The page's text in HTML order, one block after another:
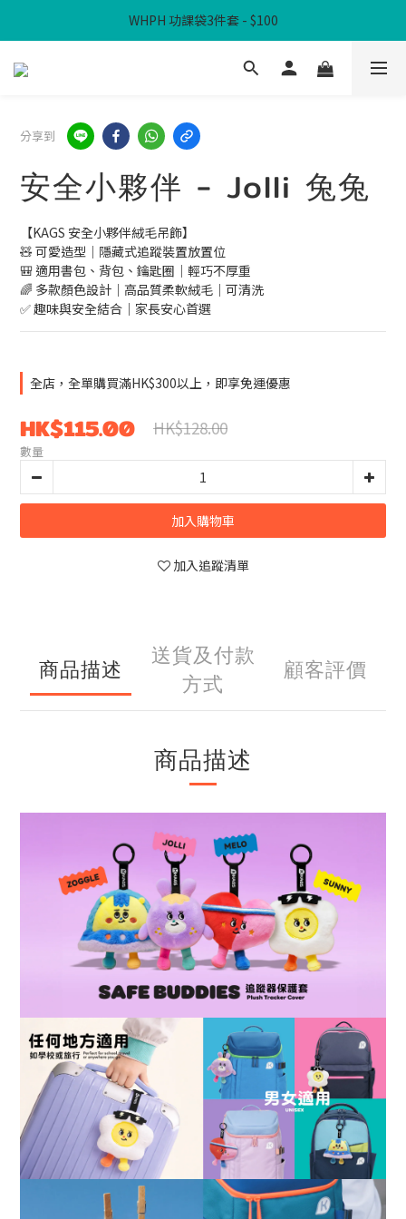
滿$300免本地運費
WHPH 功課袋3件套 - $100
滿$300免本地運費
分享到
安全小夥伴 - Jolli 兔兔
【KAGS 安全小夥伴絨毛吊飾】
🧸 可愛造型｜隱藏式追蹤裝置放置位
🎒 適用書包、背包、鑰匙圈｜輕巧不厚重
🌈 多款顏色設計｜高品質柔軟絨毛｜可清洗
✅ 趣味與安全結合｜家長安心首選
全店，全單購買滿HK$300以上，即享免運優惠
HK$115.00 HK$128.00
數量
加入購物車
加入追蹤清單
商品描述
送貨及付款
方式
顧客評價
商品描述